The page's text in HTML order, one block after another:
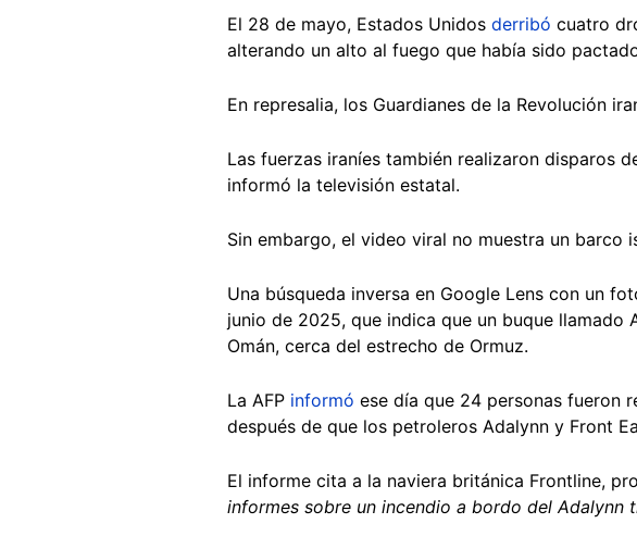
El 28 de mayo, Estados Unidos derribó cuatro
alterando un alto al fuego que había sido
En represalia, los Guardianes de la Revolución
Las fuerzas iraníes también realizaron disparos
informó la televisión estatal.
Sin embargo, el video viral no muestra un barco
Una búsqueda inversa en Google Lens con un
junio de 2025, que indica que un buque
Omán, cerca del estrecho de Ormuz.
La AFP informó ese día que 24 personas fueron
después de que los petroleros Adalynn y Front
El informe cita a la naviera británica Frontline,
informes sobre un incendio a bordo del Adalynn